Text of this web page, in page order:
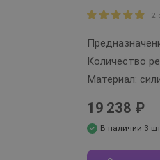
2
Количество
Материал:
19 238 ₽
В наличии 3